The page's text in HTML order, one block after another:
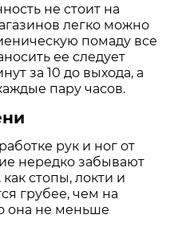
не стоит на
легко можно
помаду все
ее следует
за 10 до выхода, а
пару часов.
рук и ног от
нередко забывают
стопы, локти и
грубее, чем на
она не меньше